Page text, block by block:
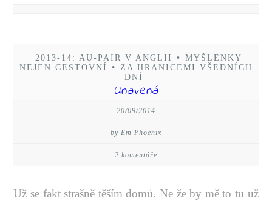
2013-14: AU-PAIR V ANGLII • MYŠLENKY
NEJEN CESTOVNÍ
• ZA HRANICEMI VŠEDNÍCH
DNÍ
Unavená
20/09/2014
by Em Phoenix
2 komentáře
Už se fakt strašně těším domů. Ne že by mě to tu už